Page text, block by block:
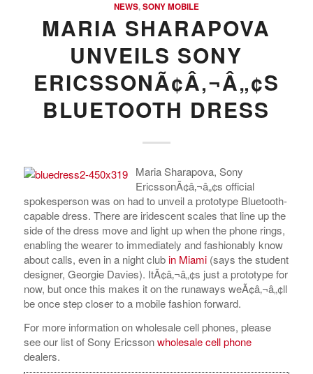
NEWS,SONY MOBILE
MARIA SHARAPOVA
UNVEILS SONY
ERICSSONÃ¢Â‚¬Â„¢S
BLUETOOTH DRESS
Maria Sharapova, Sony
EricssonÃ¢â‚¬â„¢s official
spokesperson was on had to unveil a prototype Bluetooth-
capable dress. There are iridescent scales that line up the
side of the dress move and light up when the phone rings,
enabling the wearer to immediately and fashionably know
about calls, even in a night clubin Miami(says the student
designer, Georgie Davies). ItÃ¢â‚¬â„¢s just a prototype for
now, but once this makes it on the runaways weÃ¢â‚¬â„¢ll
be once step closer to a mobile fashion forward.
For more information on wholesale cell phones, please
see our list of Sony Ericssonwholesale cell phone
dealers.